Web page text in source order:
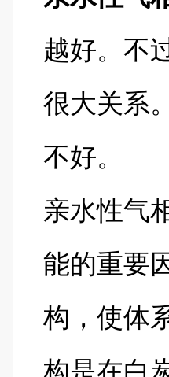
越好。不
很大关系
不好。
亲水性气
能的重要
构，使体